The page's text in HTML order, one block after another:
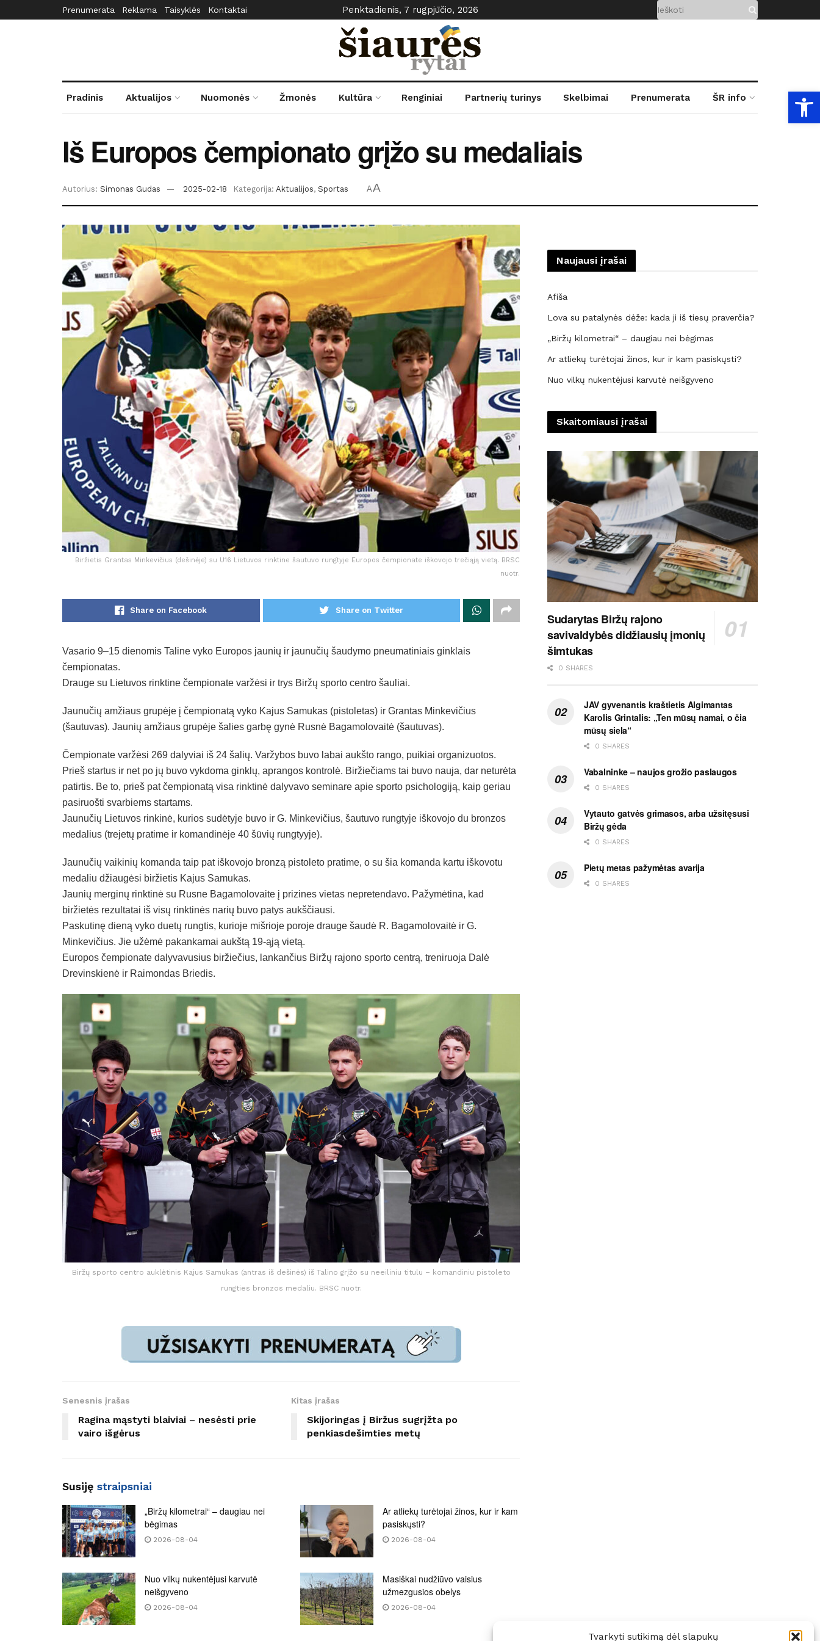
Tvarkyti sutikimą dėl slapukų
Prenumerata Reklama Taisyklės Kontaktai Penktadienis, 7 rugpjūčio, 2026
Pradinis Aktualijos Nuomonės Žmonės Kultūra Renginiai Partnerių turinys Skelbimai Prenumerata ŠR info
Iš Europos čempionato grįžo su medaliais
Autorius: Simonas Gudas 2025-02-18 Kategorija: Aktualijos, Sportas AA
Biržietis Grantas Minkevičius (dešinėje) su U16 Lietuvos rinktine šautuvo rungtyje Europos čempionate iškovojo trečiąją vietą. BRSC
nuotr.
Share on Facebook Share on Twitter
Vasario 9–15 dienomis Taline vyko Europos jaunių ir jaunučių šaudymo pneumatiniais ginklais
čempionatas.
Drauge su Lietuvos rinktine čempionate varžėsi ir trys Biržų sporto centro šauliai.
Jaunučių amžiaus grupėje į čempionatą vyko Kajus Samukas (pistoletas) ir Grantas Minkevičius
(šautuvas). Jaunių amžiaus grupėje šalies garbę gynė Rusnė Bagamolovaitė (šautuvas).
Čempionate varžėsi 269 dalyviai iš 24 šalių. Varžybos buvo labai aukšto rango, puikiai organizuotos.
Prieš startus ir net po jų buvo vykdoma ginklų, aprangos kontrolė. Biržiečiams tai buvo nauja, dar neturėta
patirtis. Be to, prieš pat čempionatą visa rinktinė dalyvavo seminare apie sporto psichologiją, kaip geriau
pasiruošti svarbiems startams.
Jaunučių Lietuvos rinkinė, kurios sudėtyje buvo ir G. Minkevičius, šautuvo rungtyje iškovojo du bronzos
medalius (trejetų pratime ir komandinėje 40 šūvių rungtyyje).
Jaunučių vaikinių komanda taip pat iškovojo bronzą pistoleto pratime, o su šia komanda kartu iškovotu
medaliu džiaugėsi biržietis Kajus Samukas.
Jaunių merginų rinktinė su Rusne Bagamolovaite į prizines vietas nepretendavo. Pažymėtina, kad
biržietės rezultatai iš visų rinktinės narių buvo patys aukščiausi.
Paskutinę dieną vyko duetų rungtis, kurioje mišrioje poroje drauge šaudė R. Bagamolovaitė ir G.
Minkevičius. Jie užėmė pakankamai aukštą 19-ąją vietą.
Europos čempionate dalyvavusius biržiečius, lankančius Biržų rajono sporto centrą, treniruoja Dalė
Drevinskienė ir Raimondas Briedis.
Biržų sporto centro auklėtinis Kajus Samukas (antras iš dešinės) iš Talino grįžo su neeiliniu titulu – komandiniu pistoleto
rungties bronzos medaliu. BRSC nuotr.
Senesnis įrašas
Ragina mąstyti blaiviai – nesėsti prie
vairo išgėrus
Kitas įrašas
Skijoringas į Biržus sugrįžta po
penkiasdešimties metų
Susiję straipsniai
„Biržų kilometrai“ – daugiau nei
bėgimas
2026-08-04
Ar atliekų turėtojai žinos, kur ir kam
pasiskųsti?
2026-08-04
Nuo vilkų nukentėjusi karvutė
neišgyveno
2026-08-04
Masiškai nudžiūvo vaisius
užmezgusios obelys
2026-08-04
Naujausi įrašai
Afiša
Lova su patalynės dėže: kada ji iš tiesų praverčia?
„Biržų kilometrai“ – daugiau nei bėgimas
Ar atliekų turėtojai žinos, kur ir kam pasiskųsti?
Nuo vilkų nukentėjusi karvutė neišgyveno
Skaitomiausi įrašai
Sudarytas Biržų rajono
savivaldybės didžiausių įmonių
šimtukas
0 SHARES
JAV gyvenantis kraštietis Algimantas
Karolis Grintalis: „Ten mūsų namai, o čia
mūsų siela“
0 SHARES
Vabalninke – naujos grožio paslaugos
0 SHARES
Vytauto gatvės grimasos, arba užsitęsusi
Biržų gėda
0 SHARES
Pietų metas pažymėtas avarija
0 SHARES